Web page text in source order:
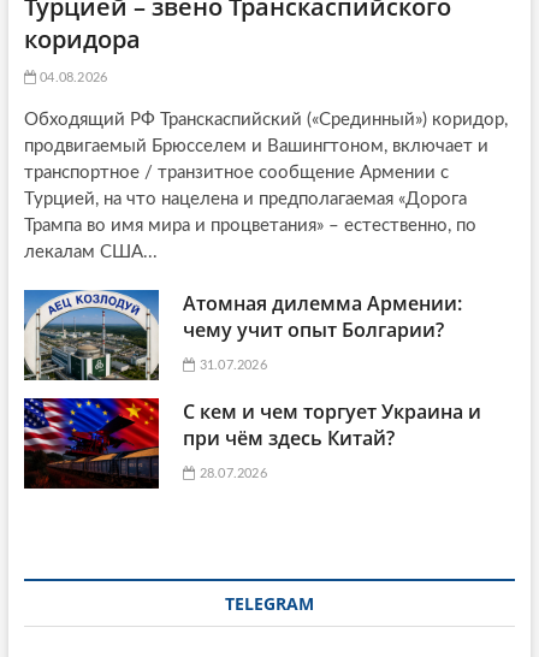
Турцией – звено Транскаспийского
коридора
04.08.2026
Обходящий РФ Транскаспийский («Срединный») коридор,
продвигаемый Брюсселем и Вашингтоном, включает и
транспортное / транзитное сообщение Армении с
Турцией, на что нацелена и предполагаемая «Дорога
Трампа во имя мира и процветания» – естественно, по
лекалам США...
Атомная дилемма Армении:
чему учит опыт Болгарии?
31.07.2026
С кем и чем торгует Украина и
при чём здесь Китай?
28.07.2026
TELEGRAM